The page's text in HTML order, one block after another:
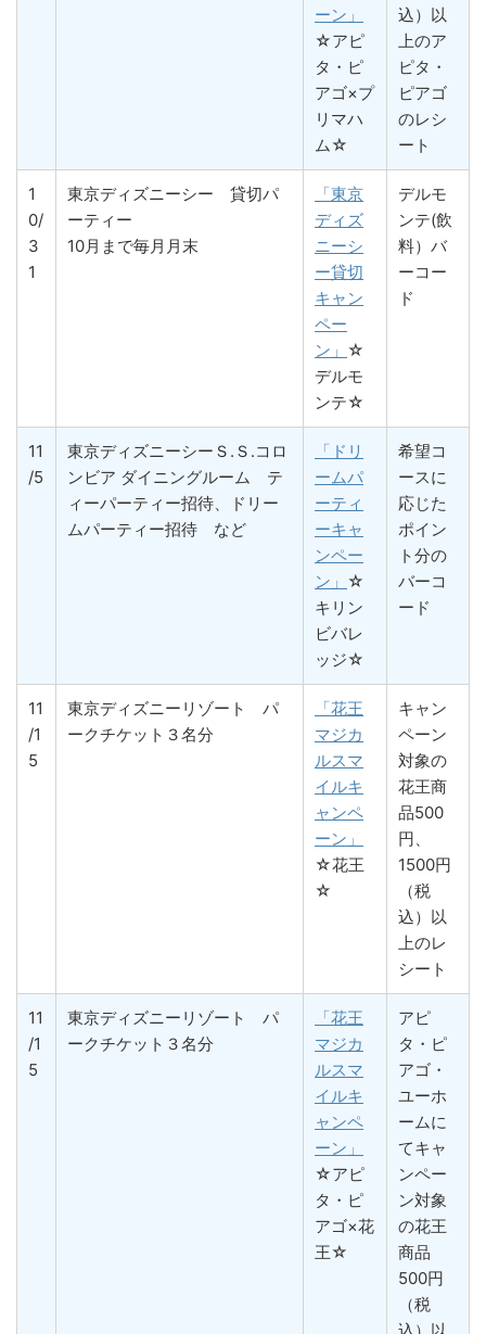
ーン」
☆アピ
タ・ピ
アゴ×プ
リマハ
ム☆
込）以
上のア
ピタ・
ピアゴ
のレシ
ート
1
0/
3
1
東京ディズニーシー 貸切パ
ーティー
10月まで毎月月末
「東京
ディズ
ニーシ
ー貸切
キャン
ペー
ン」 ☆
デルモ
ンテ☆
デルモ
ンテ(飲
料）バ
ーコー
ド
11
/5
東京ディズニーシーＳ.Ｓ.コロ
ンビア ダイニングルーム テ
ィーパーティー招待、ドリー
ムパーティー招待 など
「ドリ
ームパ
ーティ
ーキャ
ンペー
ン」 ☆
キリン
ビバレ
ッジ☆
希望コ
ースに
応じた
ポイン
ト分の
バーコ
ード
11
/1
5
東京ディズニーリゾート パ
ークチケット３名分
「花王
マジカ
ルスマ
イルキ
ャンペ
ーン」
☆花王
☆
キャン
ペーン
対象の
花王商
品500
円、
1500円
（税
込）以
上のレ
シート
11
/1
5
東京ディズニーリゾート パ
ークチケット３名分
「花王
マジカ
ルスマ
イルキ
ャンペ
ーン」
☆アピ
タ・ピ
アゴ×花
王☆
アピ
タ・ピ
アゴ・
ユーホ
ームに
てキャ
ンペー
ン対象
の花王
商品
500円
（税